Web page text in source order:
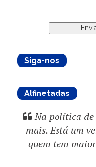
Siga-nos
Alfinetadas
Na política de
mais. Está um
quem tem